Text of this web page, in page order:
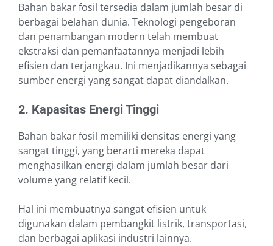
Bahan bakar fosil tersedia dalam jumlah besar di
berbagai belahan dunia. Teknologi pengeboran
dan penambangan modern telah membuat
ekstraksi dan pemanfaatannya menjadi lebih
efisien dan terjangkau. Ini menjadikannya sebagai
sumber energi yang sangat dapat diandalkan.
2. Kapasitas Energi Tinggi
Bahan bakar fosil memiliki densitas energi yang
sangat tinggi, yang berarti mereka dapat
menghasilkan energi dalam jumlah besar dari
volume yang relatif kecil.
Hal ini membuatnya sangat efisien untuk
digunakan dalam pembangkit listrik, transportasi,
dan berbagai aplikasi industri lainnya.